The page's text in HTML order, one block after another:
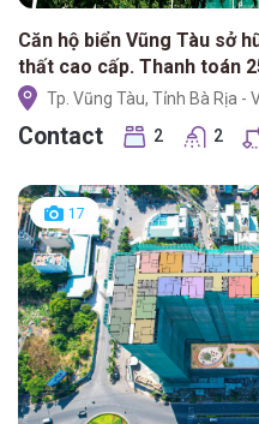
Căn hộ biển Vũng Tàu sở
thất cao cấp. Thanh toán
Tp. Vũng Tàu, Tỉnh Bà Rịa -
Contact 2 2
17